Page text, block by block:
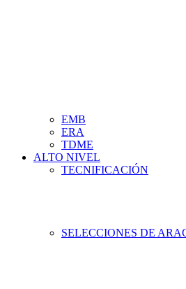
EMB
ERA
TDME
ALTO NIVEL
TECNIFICACIÓN
SELECCIONES DE